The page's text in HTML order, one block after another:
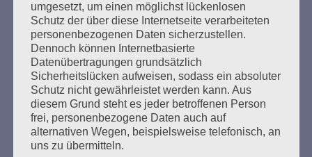
Seitennummerierung
der
Beiträge
Zurück 17 Weiter
Ich kann mir nichts Schlimmeres vorstellen, als dass
die Erfahrung meiner Generation in Vergessenheit
gerät. Dann wären alle Opfer des Faschismus und
umgesetzt, um einen möglichst lückenlosen
Schutz der über diese Internetseite verarbeiteten
personenbezogenen Daten sicherzustellen.
Dennoch können Internetbasierte
Datenübertragungen grundsätzlich
Sicherheitslücken aufweisen, sodass ein absoluter
Schutz nicht gewährleistet werden kann. Aus
diesem Grund steht es jeder betroffenen Person
frei, personenbezogene Daten auch auf
alternativen Wegen, beispielsweise telefonisch, an
uns zu übermitteln.